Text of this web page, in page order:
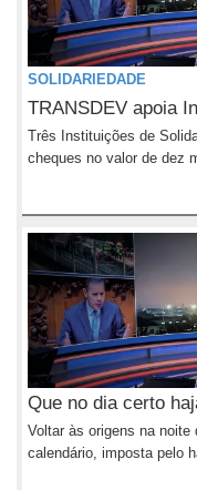
SOLIDARIEDADE
TRANSDEV apoia
Três Instituições de
cheques no valor de dez
Que no dia certo
Voltar às origens na
calendário, imposta pelo